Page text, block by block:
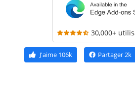
30,000+
J'aime106k Partager2k